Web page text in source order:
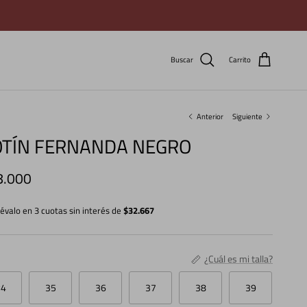
Buscar Carrito
Anterior Siguiente
FERNANDA NEGRO
normal
en 3 cuotas sin interés de$32.667
¿Cuál es mi talla?
35 36 37 38 39